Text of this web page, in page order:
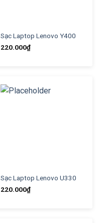
Sạc Laptop Lenovo Y400
220.000₫
Sạc Laptop Lenovo U330
220.000₫